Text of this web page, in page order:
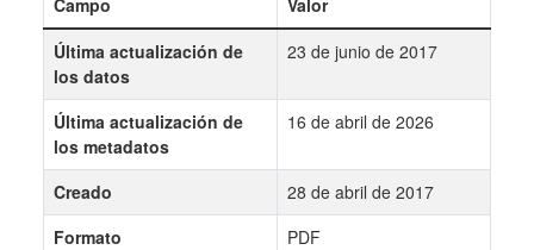
Campo
Valor
Última actualización de
los datos
23 de junio de 2017
Última actualización de
los metadatos
16 de abril de 2026
Creado
28 de abril de 2017
Formato
PDF